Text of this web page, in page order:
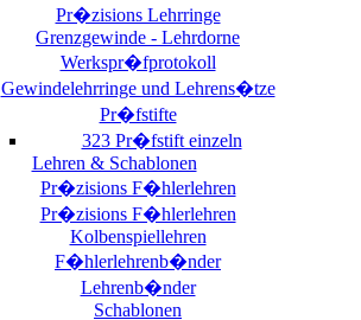
Pr�zisions Lehrringe
Grenzgewinde - Lehrdorne
Werkspr�fprotokoll
Gewindelehrringe und Lehrens�tze
Pr�fstifte
323 Pr�fstift einzeln
Lehren & Schablonen
Pr�zisions F�hlerlehren
Pr�zisions F�hlerlehren
Kolbenspiellehren
F�hlerlehrenb�nder
Lehrenb�nder
Schablonen